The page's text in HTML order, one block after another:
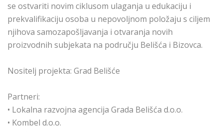
se ostvariti novim ciklusom ulaganja u edukaciju i
prekvalifikaciju osoba u nepovoljnom položaju s ciljem
njihova samozapošljavanja i otvaranja novih
proizvodnih subjekata na području Belišća i Bizovca.
Nositelj projekta: Grad Belišće
Partneri:
• Lokalna razvojna agencija Grada Belišća d.o.o.
• Kombel d.o.o.